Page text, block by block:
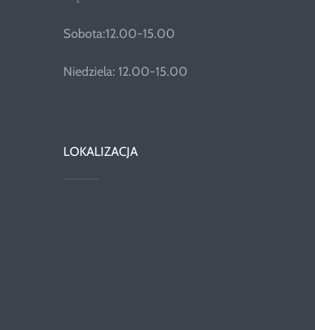
Sobota:12.00-15.00
Niedziela: 12.00-15.00
LOKALIZACJA